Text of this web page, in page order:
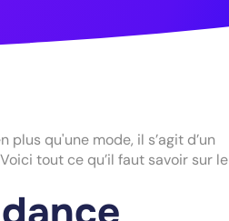
plus qu'une mode, il s’agit d’un
tout ce qu’il faut savoir sur le